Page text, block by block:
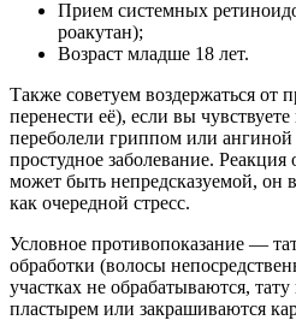
Прием системных
роакутан);
Возраст младше 18 лет.
Также советуем воздержаться от
перенести её), если вы
переболели гриппом или ангиной
простудное заболевание. Реакция
может быть непредсказуемой, он
как очередной стресс.
Условное противопоказание —
обработки (волосы
участках не обрабатываются,
пластырем или закрашиваются